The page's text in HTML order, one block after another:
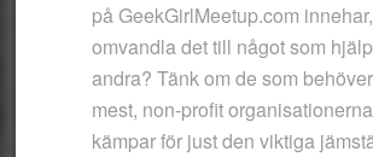
på GeekGirlMeetup.com
omvandla det till något som
andra? Tänk om de som
mest, non-profit
kämpar för just den viktiga